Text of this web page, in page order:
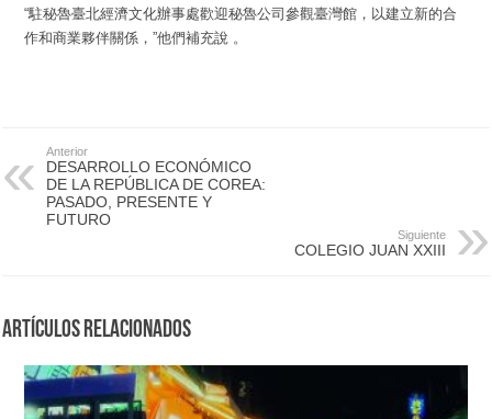
“駐秘魯臺北經濟文化辦事處歡迎秘魯公司參觀臺灣館，以建立新的合
作和商業夥伴關係，”他們補充說 。
Anterior
DESARROLLO ECONÓMICO
DE LA REPÚBLICA DE COREA:
PASADO, PRESENTE Y
FUTURO
Siguiente
COLEGIO JUAN XXIII
Artículos Relacionados